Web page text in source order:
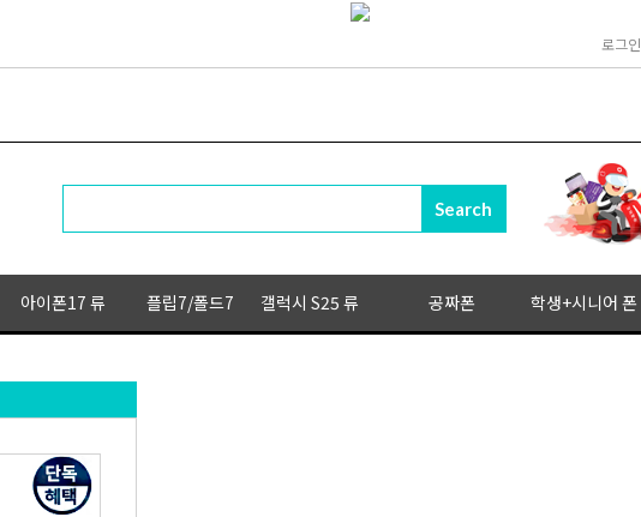
로그인
아이폰17 류 플립7/폴드7 갤럭시 S25 류 공짜폰 학생+시니어 폰